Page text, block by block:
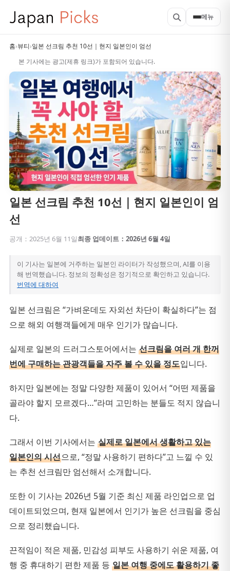
메뉴
홈›뷰티›일본 선크림 추천 10선｜현지 일본인이 엄선
본 기사에는 광고(제휴 링크)가 포함되어 있습니다.
일본 선크림 추천 10선｜현지 일본인이 엄
선
공개：2025년 6월 11일최종 업데이트：2026년 6월 4일
이 기사는 일본에 거주하는 일본인 라이터가 작성했으며, AI를 이용
해 번역했습니다. 정보의 정확성은 정기적으로 확인하고 있습니다.
번역에 대하여
일본 선크림은 “가벼운데도 자외선 차단이 확실하다”는 점
으로 해외 여행객들에게 매우 인기가 많습니다.
실제로 일본의 드러그스토어에서는 선크림을 여러 개 한꺼
번에 구매하는 관광객들을 자주 볼 수 있을 정도입니다.
하지만 일본에는 정말 다양한 제품이 있어서 “어떤 제품을
골라야 할지 모르겠다…”라며 고민하는 분들도 적지 않습니
다.
그래서 이번 기사에서는 실제로 일본에서 생활하고 있는
일본인의 시선으로, “정말 사용하기 편하다”고 느낄 수 있
는 추천 선크림만 엄선해서 소개합니다.
또한 이 기사는 2026년 5월 기준 최신 제품 라인업으로 업
데이트되었으며, 현재 일본에서 인기가 높은 선크림을 중심
으로 정리했습니다.
끈적임이 적은 제품, 민감성 피부도 사용하기 쉬운 제품, 여
행 중 휴대하기 편한 제품 등 일본 여행 중에도 활용하기 좋